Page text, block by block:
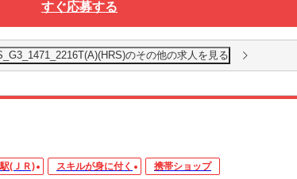
すぐ応募する
のその他の求人を見る
(ＪＲ) スキルが身に付く 携帯ショップ